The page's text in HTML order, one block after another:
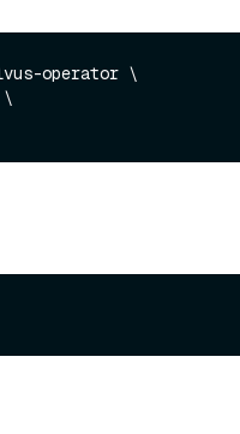
operator \